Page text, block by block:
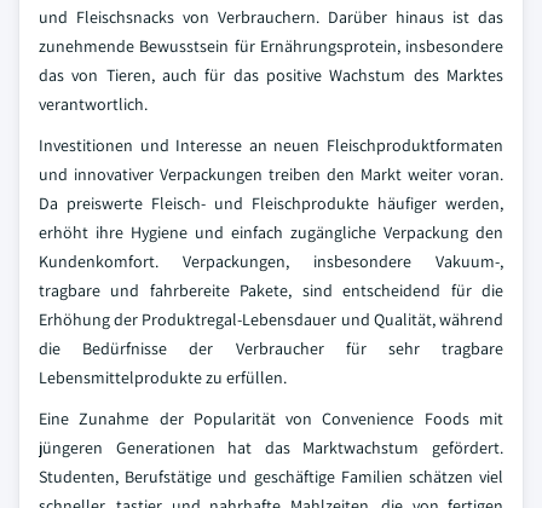
und Fleischsnacks von Verbrauchern. Darüber hinaus ist das
zunehmende Bewusstsein für Ernährungsprotein, insbesondere
das von Tieren, auch für das positive Wachstum des Marktes
verantwortlich.
Investitionen und Interesse an neuen Fleischproduktformaten
und innovativer Verpackungen treiben den Markt weiter voran.
Da preiswerte Fleisch- und Fleischprodukte häufiger werden,
erhöht ihre Hygiene und einfach zugängliche Verpackung den
Kundenkomfort. Verpackungen, insbesondere Vakuum-,
tragbare und fahrbereite Pakete, sind entscheidend für die
Erhöhung der Produktregal-Lebensdauer und Qualität, während
die Bedürfnisse der Verbraucher für sehr tragbare
Lebensmittelprodukte zu erfüllen.
Eine Zunahme der Popularität von Convenience Foods mit
jüngeren Generationen hat das Marktwachstum gefördert.
Studenten, Berufstätige und geschäftige Familien schätzen viel